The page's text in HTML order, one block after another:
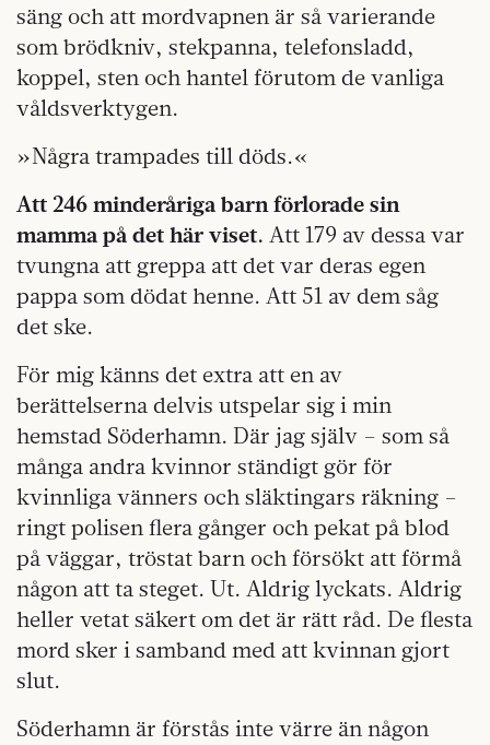
säng och att mordvapnen är så varierande
som brödkniv, stekpanna, telefonsladd,
koppel, sten och hantel förutom de vanliga
våldsverktygen.
»Några trampades till döds.«
Att 246 minderåriga barn förlorade sin
mamma på det här viset. Att 179 av dessa var
tvungna att greppa att det var deras egen
pappa som dödat henne. Att 51 av dem såg
det ske.
För mig känns det extra att en av
berättelserna delvis utspelar sig i min
hemstad Söderhamn. Där jag själv – som så
många andra kvinnor ständigt gör för
kvinnliga vänners och släktingars räkning –
ringt polisen flera gånger och pekat på blod
på väggar, tröstat barn och försökt att förmå
någon att ta steget. Ut. Aldrig lyckats. Aldrig
heller vetat säkert om det är rätt råd. De flesta
mord sker i samband med att kvinnan gjort
slut.
Söderhamn är förstås inte värre än någon